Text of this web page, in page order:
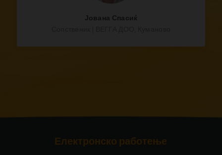
Јована Спасиќ
Електронско работење